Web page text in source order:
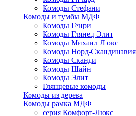
Комоды Стефани
Комоды и тумбы МДФ
Комоды Генри
Комоды Глянец Элит
Комоды Михаил Люкс
Комоды Норд-Скандинавия
Комоды Сканди
Комоды Шайн
Комоды Элит
Глянцевые комоды
Комоды из дерева
Комоды рамка МДФ
серия Комфорт-Люкс